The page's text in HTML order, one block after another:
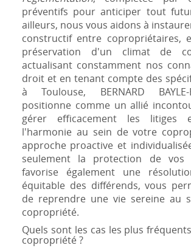
préventifs pour anticiper tout
ailleurs, nous vous aidons à
constructif entre copropriétaires,
préservation d'un climat de
actualisant constamment nos
droit et en tenant compte des
à Toulouse, BERNARD BAYLE-
positionne comme un allié
gérer efficacement les litiges
l'harmonie au sein de votre
approche proactive et
seulement la protection de vos
favorise également une
équitable des différends, vous
de reprendre une vie sereine au
copropriété.
Quels sont les cas les plus
copropriété ?